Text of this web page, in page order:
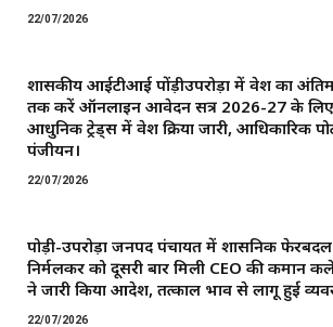
22/07/2026
शासकीय आईटीआई पोंड़ीउपरोड़ा में प्रवेश का
तक करें ऑनलाइन आवेदन सत्र 2026-27 के
आधुनिक ट्रेड्स में प्रवेश प्रक्रिया जारी, आधिकारिक
पंजीयन।
22/07/2026
पोड़ी-उपरोड़ा जनपद पंचायत में प्रशासनिक
निर्मलकर को दूसरी बार मिली CEO की कमान
ने जारी किया आदेश, तत्काल प्रभाव से लागू हुई
22/07/2026